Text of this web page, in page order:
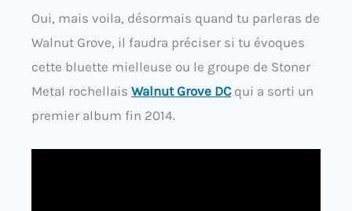
Oui, mais voila, désormais quand tu parleras de
Walnut Grove, il faudra préciser si tu évoques
cette bluette mielleuse ou le groupe de Stoner
Metal rochellais Walnut Grove DCqui a sorti un
premier album fin 2014.